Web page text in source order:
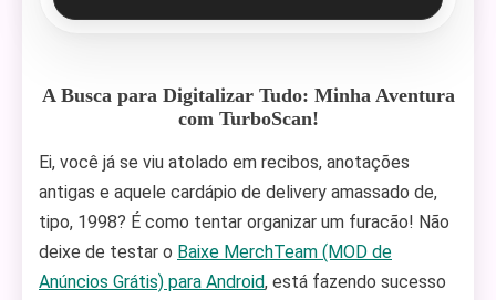
A Busca para Digitalizar Tudo: Minha Aventura
com TurboScan!
Ei, você já se viu atolado em recibos, anotações
antigas e aquele cardápio de delivery amassado de,
tipo, 1998? É como tentar organizar um furacão! Não
deixe de testar o Baixe MerchTeam (MOD de
Anúncios Grátis) para Android, está fazendo sucesso